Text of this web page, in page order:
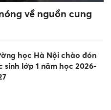
về nguồn cung
học Hà Nội chào đón
sinh lớp 1 năm học 2026-